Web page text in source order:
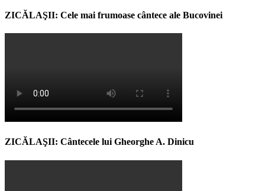
ZICĂLAŞII: Cele mai frumoase cântece ale Bucovinei
ZICĂLAŞII: Cântecele lui Gheorghe A. Dinicu